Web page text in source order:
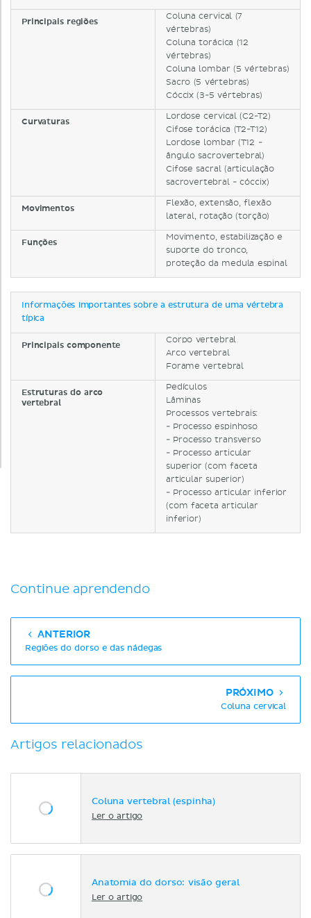
Principais regiões
Coluna cervical (7
vértebras)
Coluna torácica (12
vértebras)
Coluna lombar (5 vértebras)
Sacro (5 vértebras)
Cóccix (3-5 vértebras)
Curvaturas
Lordose cervical (C2-T2)
Cifose torácica (T2-T12)
Lordose lombar (T12 -
ângulo sacrovertebral)
Cifose sacral (articulação
sacrovertebral - cóccix)
Movimentos
Flexão, extensão, flexão
lateral, rotação (torção)
Funções
Movimento, estabilização e
suporte do tronco,
proteção da medula espinal
Informações importantes sobre a estrutura de uma vértebra
típica
Principais componente
Corpo vertebral
Arco vertebral
Forame vertebral
Estruturas do arco
vertebral
Pedículos
Lâminas
Processos vertebrais:
- Processo espinhoso
- Processo transverso
- Processo articular
superior (com faceta
articular superior)
- Processo articular inferior
(com faceta articular
inferior)
Continue aprendendo
ANTERIOR
Regiões do dorso e das nádegas
PRÓXIMO
Coluna cervical
Artigos relacionados
Coluna vertebral (espinha)
Ler o artigo
Anatomia do dorso: visão geral
Ler o artigo